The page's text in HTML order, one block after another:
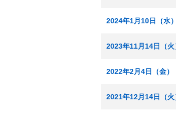
2024年1月10日（水
2023年11月14日（
2022年2月4日（金）
2021年12月14日（